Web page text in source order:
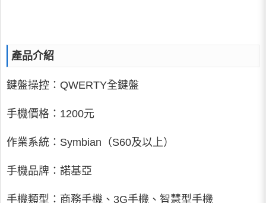
產品介紹
鍵盤操控：QWERTY全鍵盤
手機價格：1200元
作業系統：Symbian（S60及以上）
手機品牌：諾基亞
手機類型：商務手機、3G手機、智慧型手機